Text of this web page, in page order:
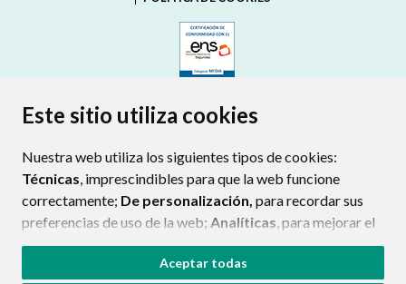
Este sitio utiliza cookies
Nuestra web utiliza los siguientes tipos de cookies:
Técnicas, imprescindibles para que la web funcione
correctamente; De personalización, para recordar sus
preferencias de uso de la web; Analíticas, para mejorar el
funcionamiento de la web y sus servicios.
Si acepta pulsando el botón“Aceptar todas”
Aceptar todas